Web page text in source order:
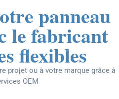
panneau
le fabricant
flexibles
projet ou à votre marque grâce à
OEM